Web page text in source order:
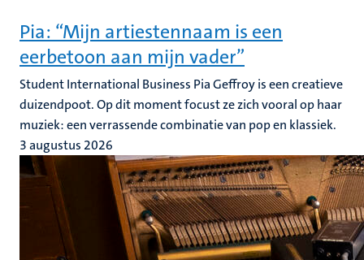
Pia: “Mijn artiestennaam is een
eerbetoon aan mijn vader”
Student International Business Pia Geffroy is een creatieve
duizendpoot. Op dit moment focust ze zich vooral op haar
muziek: een verrassende combinatie van pop en klassiek.
3 augustus 2026